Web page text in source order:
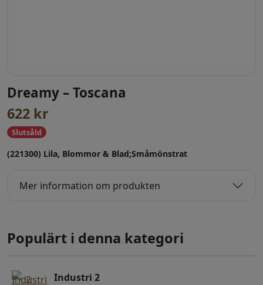
Dreamy – Toscana
622 kr
Slutsåld
(221300) Lila, Blommor & Blad;Småmönstrat
Mer information om produkten
Populärt i denna kategori
Industri 2